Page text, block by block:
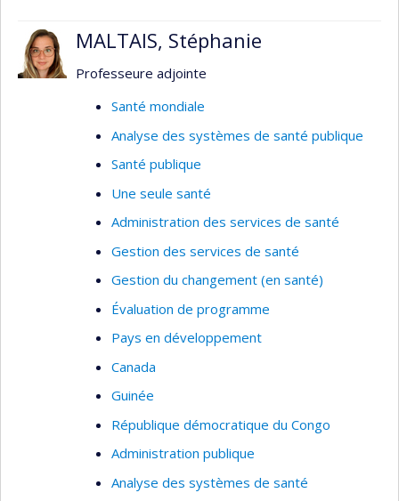
MALTAIS, Stéphanie
Professeure adjointe
Santé mondiale
Analyse des systèmes de santé publique
Santé publique
Une seule santé
Administration des services de santé
Gestion des services de santé
Gestion du changement (en santé)
Évaluation de programme
Pays en développement
Canada
Guinée
République démocratique du Congo
Administration publique
Analyse des systèmes de santé